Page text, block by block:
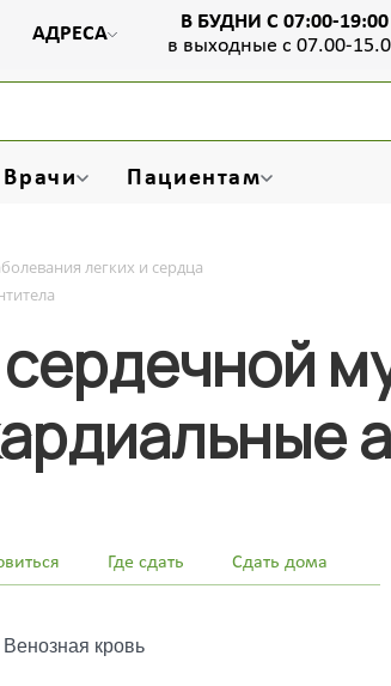
АДРЕСА
В БУДНИ С 07:00-19:00
в выходные с 07.00-
Врачи Пациентам
легких и сердца
Где сдать Сдать дома
Венозная кровь